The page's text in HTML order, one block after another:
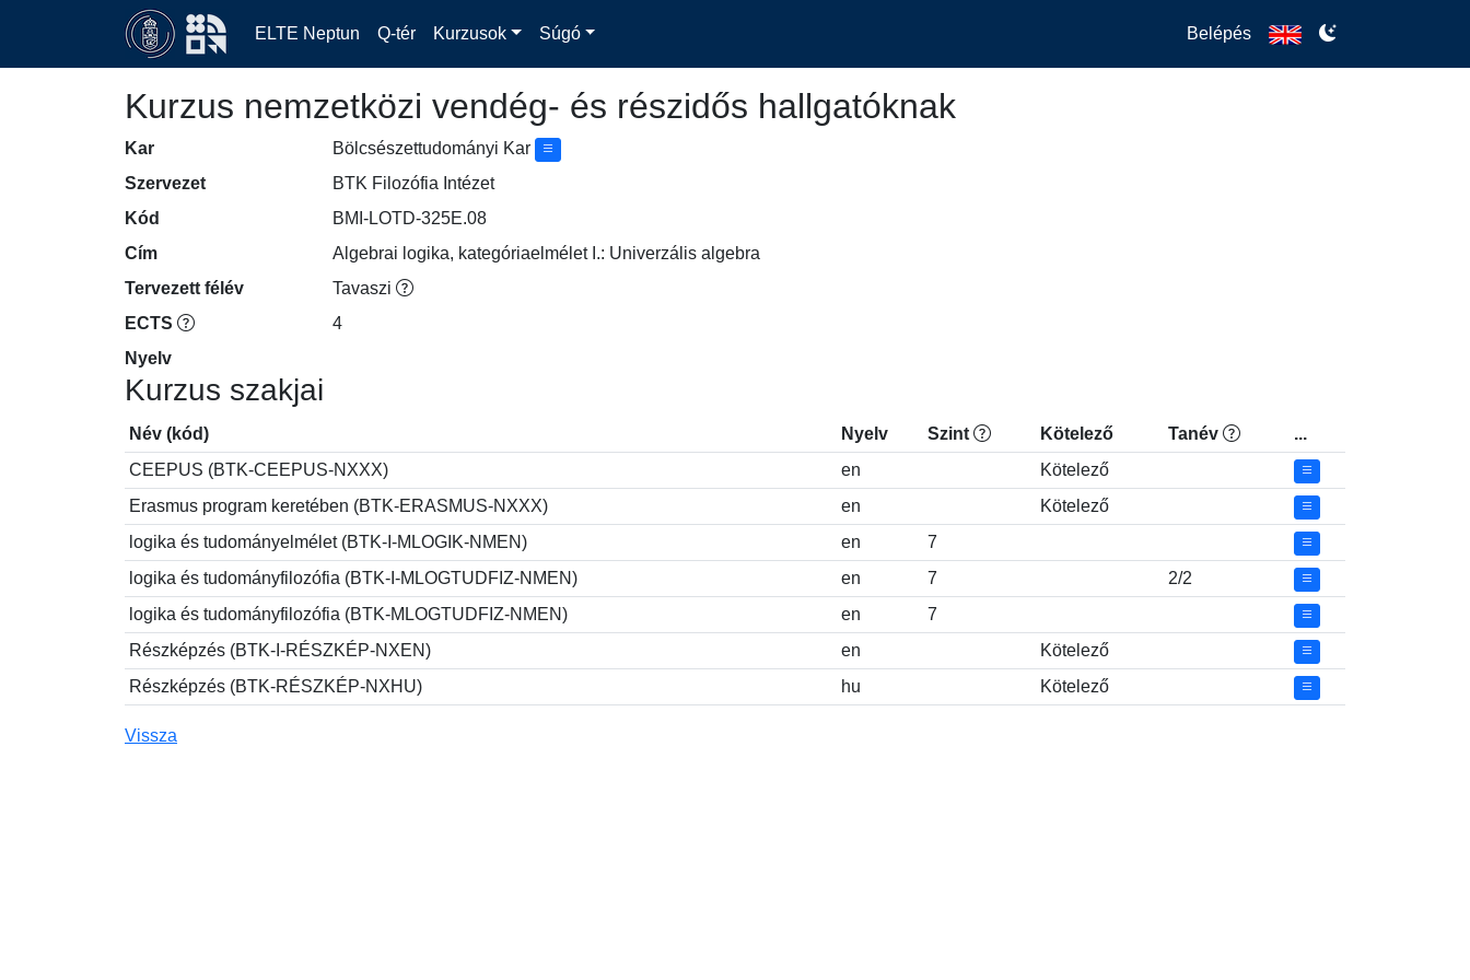
ELTE Neptun Q-tér Kurzusok Súgó Belépés
Kurzus nemzetközi vendég- és részidős hallgatóknak
Kar
Bölcsészettudományi Kar
Szervezet
BTK Filozófia Intézet
Kód
BMI-LOTD-325E.08
Cím
Algebrai logika, kategóriaelmélet I.: Univerzális algebra
Tervezett félév
Tavaszi
ECTS
4
Nyelv
Kurzus szakjai
Név (kód) Nyelv Szint Kötelező Tanév
...
CEEPUS (BTK-CEEPUS-NXXX)
en
Kötelező
Erasmus program keretében (BTK-ERASMUS-NXXX)
en
Kötelező
logika és tudományelmélet (BTK-I-MLOGIK-NMEN)
en
7
logika és tudományfilozófia (BTK-I-MLOGTUDFIZ-NMEN)
en 7
2/2
logika és tudományfilozófia (BTK-MLOGTUDFIZ-NMEN)
en
7
Részképzés (BTK-I-RÉSZKÉP-NXEN)
en
Kötelező
Részképzés (BTK-RÉSZKÉP-NXHU)
hu Kötelező
Vissza